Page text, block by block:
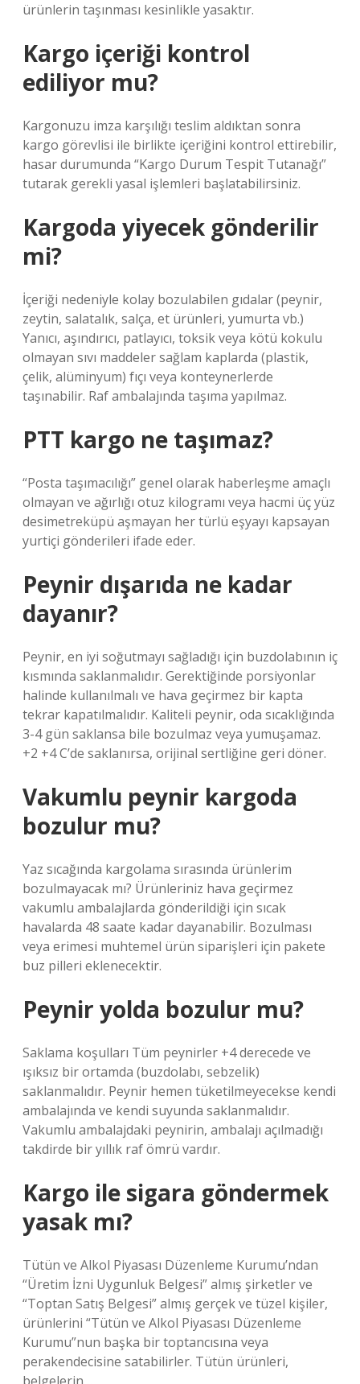
ürünlerin taşınması kesinlikle yasaktır.
Kargo içeriği kontrol
ediliyor mu?
Kargonuzu imza karşılığı teslim aldıktan sonra
kargo görevlisi ile birlikte içeriğini kontrol ettirebilir,
hasar durumunda “Kargo Durum Tespit Tutanağı”
tutarak gerekli yasal işlemleri başlatabilirsiniz.
Kargoda yiyecek gönderilir
mi?
İçeriği nedeniyle kolay bozulabilen gıdalar (peynir,
zeytin, salatalık, salça, et ürünleri, yumurta vb.)
Yanıcı, aşındırıcı, patlayıcı, toksik veya kötü kokulu
olmayan sıvı maddeler sağlam kaplarda (plastik,
çelik, alüminyum) fıçı veya konteynerlerde
taşınabilir. Raf ambalajında ​​taşıma yapılmaz.
PTT kargo ne taşımaz?
“Posta taşımacılığı” genel olarak haberleşme amaçlı
olmayan ve ağırlığı otuz kilogramı veya hacmi üç yüz
desimetreküpü aşmayan her türlü eşyayı kapsayan
yurtiçi gönderileri ifade eder.
Peynir dışarıda ne kadar
dayanır?
Peynir, en iyi soğutmayı sağladığı için buzdolabının iç
kısmında saklanmalıdır. Gerektiğinde porsiyonlar
halinde kullanılmalı ve hava geçirmez bir kapta
tekrar kapatılmalıdır. Kaliteli peynir, oda sıcaklığında
3-4 gün saklansa bile bozulmaz veya yumuşamaz.
+2 +4 C’de saklanırsa, orijinal sertliğine geri döner.
Vakumlu peynir kargoda
bozulur mu?
Yaz sıcağında kargolama sırasında ürünlerim
bozulmayacak mı? Ürünleriniz hava geçirmez
vakumlu ambalajlarda gönderildiği için sıcak
havalarda 48 saate kadar dayanabilir. Bozulması
veya erimesi muhtemel ürün siparişleri için pakete
buz pilleri eklenecektir.
Peynir yolda bozulur mu?
Saklama koşulları Tüm peynirler +4 derecede ve
ışıksız bir ortamda (buzdolabı, sebzelik)
saklanmalıdır. Peynir hemen tüketilmeyecekse kendi
ambalajında ​​ve kendi suyunda saklanmalıdır.
Vakumlu ambalajdaki peynirin, ambalajı açılmadığı
takdirde bir yıllık raf ömrü vardır.
Kargo ile sigara göndermek
yasak mı?
Tütün ve Alkol Piyasası Düzenleme Kurumu’ndan
“Üretim İzni Uygunluk Belgesi” almış şirketler ve
“Toptan Satış Belgesi” almış gerçek ve tüzel kişiler,
ürünlerini “Tütün ve Alkol Piyasası Düzenleme
Kurumu”nun başka bir toptancısına veya
perakendecisine satabilirler. Tütün ürünleri,